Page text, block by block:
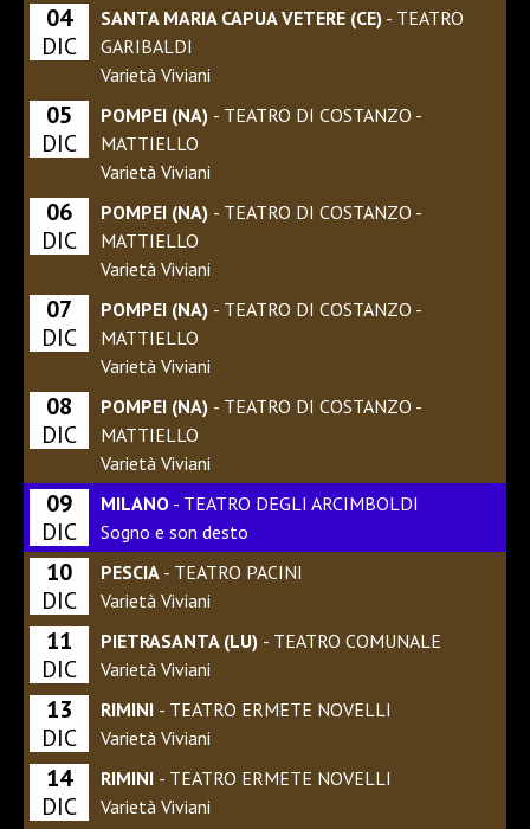
04
DIC
SANTA MARIA CAPUA VETERE (CE) - TEATRO
GARIBALDI
Varietà Viviani
05
DIC
POMPEI (NA) - TEATRO DI COSTANZO -
MATTIELLO
Varietà Viviani
06
DIC
POMPEI (NA) - TEATRO DI COSTANZO -
MATTIELLO
Varietà Viviani
07
DIC
POMPEI (NA) - TEATRO DI COSTANZO -
MATTIELLO
Varietà Viviani
08
DIC
POMPEI (NA) - TEATRO DI COSTANZO -
MATTIELLO
Varietà Viviani
09
DIC
MILANO - TEATRO DEGLI ARCIMBOLDI
Sogno e son desto
10
DIC
PESCIA - TEATRO PACINI
Varietà Viviani
11
DIC
PIETRASANTA (LU) - TEATRO COMUNALE
Varietà Viviani
13
DIC
RIMINI - TEATRO ERMETE NOVELLI
Varietà Viviani
14
DIC
RIMINI - TEATRO ERMETE NOVELLI
Varietà Viviani